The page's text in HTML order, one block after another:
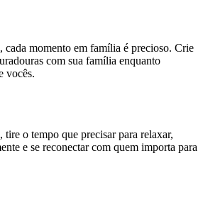
cada momento em família é precioso. Crie
com sua família enquanto
vocês.
o tempo que precisar para relaxar,
e se reconectar com quem importa para